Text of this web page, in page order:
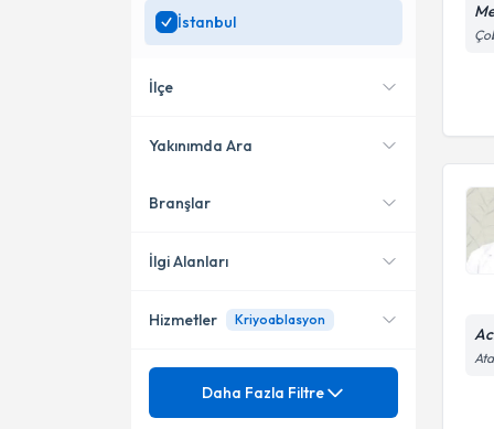
İstanbul
İlçe
Ataşehir
Şişli
Fatih
Yakınımda Ara
Konumuma yakın uzmanları
Branşlar
Dahiliye - İç Hastalıkları
Üroloji
Tıbbi Onkoloji
İlgi Alanları
Ürolojik Tümörler
Hizmetler Kriyoablasyon
Mezuniyet
Daha Fazla Filtre